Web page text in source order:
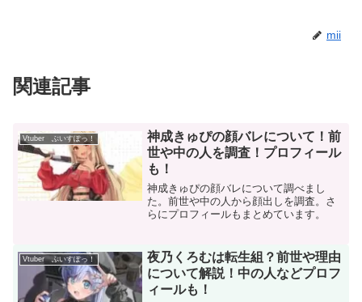
mii
関連記事
Vtuber ぶいすぽっ！
神成きゅぴの顔バレについて！前
世や中の人を調査！プロフィール
も！
神成きゅぴの顔バレについて調べまし
た。前世や中の人から顔出しを調査。さ
らにプロフィールもまとめています。
Vtuber ぶいすぽっ！
夜乃くろむは転生組？前世や理由
について解説！中の人などプロフ
ィールも！